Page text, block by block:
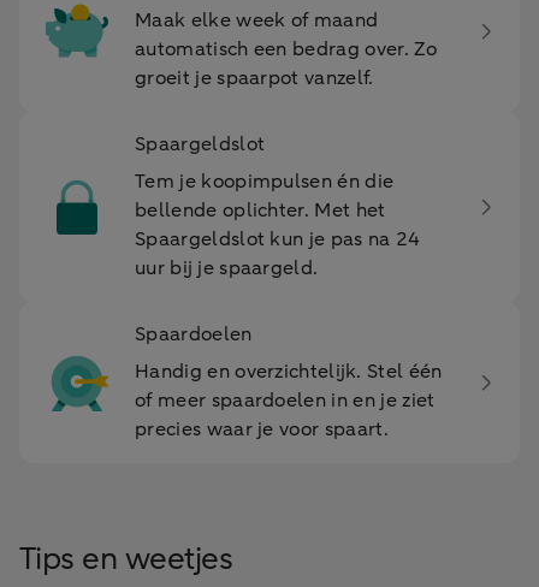
Maak elke week of maand
automatisch een bedrag over. Zo
groeit je spaarpot vanzelf.
Spaargeldslot
Tem je koopimpulsen én die
bellende oplichter. Met het
Spaargeldslot kun je pas na 24
uur bij je spaargeld.
Spaardoelen
Handig en overzichtelijk. Stel één
of meer spaardoelen in en je ziet
precies waar je voor spaart.
Tips en weetjes